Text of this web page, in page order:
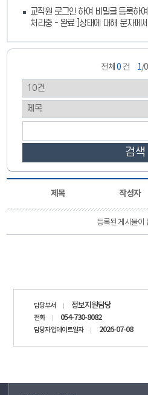
교직원 로그인 하여 비밀글 등록하
처리중 - 완료 ]상태에 대해 문자메
전체0 건 1/
검색
제목 작성자
등록된 게시물이
담당부서 정보지원담당
전화 054-730-8082
담당자 업데이트일자 2026-07-08